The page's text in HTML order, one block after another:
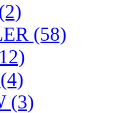
(58)
(3)